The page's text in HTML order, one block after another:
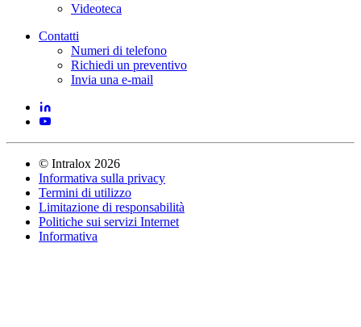
Videoteca
Contatti
Numeri di telefono
Richiedi un preventivo
Invia una e-mail
© Intralox 2026
Informativa sulla privacy
Termini di utilizzo
Limitazione di responsabilità
Politiche sui servizi Internet
Informativa